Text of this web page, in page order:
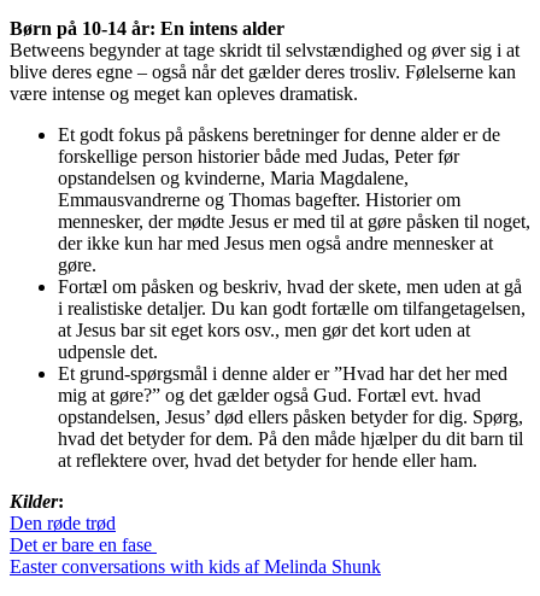
Børn på 10-14 år: En intens alder
Betweens begynder at tage skridt til selvstændighed og øver sig i at
blive deres egne – også når det gælder deres trosliv. Følelserne kan
være intense og meget kan opleves dramatisk.
Et godt fokus på påskens beretninger for denne alder er de
forskellige person historier både med Judas, Peter før
opstandelsen og kvinderne, Maria Magdalene,
Emmausvandrerne og Thomas bagefter. Historier om
mennesker, der mødte Jesus er med til at gøre påsken til noget,
der ikke kun har med Jesus men også andre mennesker at
gøre.
Fortæl om påsken og beskriv, hvad der skete, men uden at gå
i realistiske detaljer. Du kan godt fortælle om tilfangetagelsen,
at Jesus bar sit eget kors osv., men gør det kort uden at
udpensle det.
Et grund-spørgsmål i denne alder er ”Hvad har det her med
mig at gøre?” og det gælder også Gud. Fortæl evt. hvad
opstandelsen, Jesus’ død ellers påsken betyder for dig. Spørg,
hvad det betyder for dem. På den måde hjælper du dit barn til
at reflektere over, hvad det betyder for hende eller ham.
Kilder:
Den røde trød
Det er bare en fase
Easter conversations with kids af Melinda Shunk